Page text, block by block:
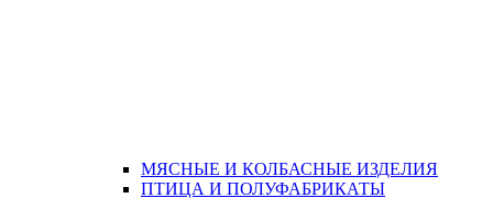
МЯСНЫЕ И КОЛБАСНЫЕ ИЗДЕЛИЯ
ПТИЦА И ПОЛУФАБРИКАТЫ